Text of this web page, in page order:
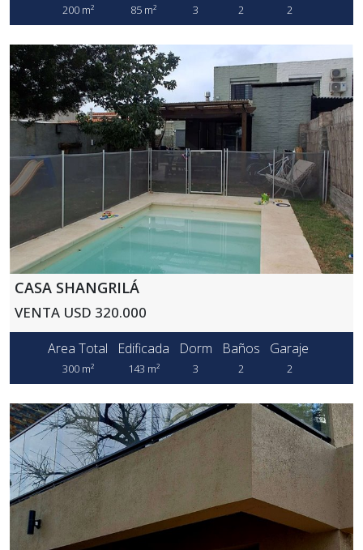
200 m² 85 m² 3 2 2
CASA SHANGRILÁ
VENTA USD 320.000
Area Total
300 m²
Edificada
143 m²
Dorm
3
Baños
2
Garaje
2